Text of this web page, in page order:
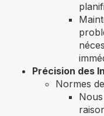
Précision des
Normes